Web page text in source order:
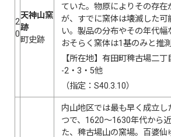
2
0
天神山窯
跡
町史跡
ていた。物原によりその存在
が、すでに窯体は壊滅した可
い。製品の分布やその年代幅
おそらく窯体は1基のみと推測
【所在地】有田町稗古場二
-2・3・5他
（指定：S40.3.10）
内山地区では最も早く成立し
つで、1620〜1630年代から
た、稗古場山の窯場。百婆仙